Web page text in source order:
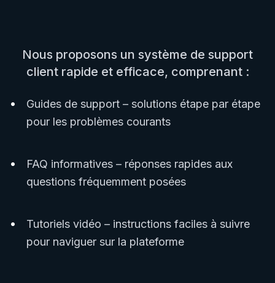
Nous proposons un système de support
client rapide et efficace, comprenant :
•
Guides de support – solutions étape par étape
pour les problèmes courants
•
FAQ informatives – réponses rapides aux
questions fréquemment posées
•
Tutoriels vidéo – instructions faciles à suivre
pour naviguer sur la plateforme